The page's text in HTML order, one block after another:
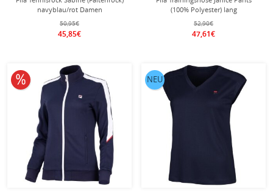
navyblau/rot Damen
50,95€
45,85€
(100% Polyester) lang
navyblau/weiss Damen
52,90€
47,61€
10% reduziert NEU